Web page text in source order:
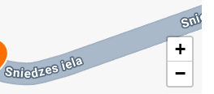
+
−